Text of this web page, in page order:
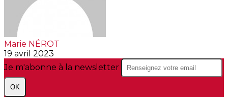
Marie NÉROT
19 avril 2023
Je m'abonne à la newsletter
OK